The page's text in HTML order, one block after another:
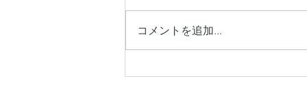
グレート・アトラクター
コメントを追加…